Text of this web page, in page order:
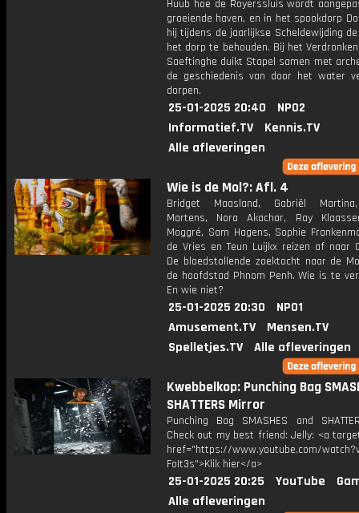
Huub hoe de Royerssluis wordt
groeiende haven, en in het spookdorp
hij tijdens de jaarlijkse Scheldewijding
het dorp te behouden. Bij het
Saeftinghe duikt Stapel samen met
de geschiedenis van door het water
dorpen.
25-01-2025 20:40
NPO2
Informatief.TV
Kennis.TV
Alle afleveringen
Wie is de Mol?: Afl. 4
Bridget Maasland, Gabriël
Martens, Nora Akachar, Ray
Moggré, Sam Hagens, Sophie
de Vries en Teun Luijkx reizen af naar
De bloedstollende zoektocht naar de
de hoofdstad Phnom Penh. Wie is te
En wie niet?
25-01-2025 20:30
NPO1
Amusement.TV
Mensen.TV
Spelletjes.TV
Alle afleveringen
Kwebbelkop: Punching Bag
SHATTERS Mirror
Punching Bag SMASHES and
Check out my best friend: Jelly: <a
href="https://www.youtube.com/
FoIt3s">Klik hier</a>
25-01-2025 20:25 YouTube
Alle afleveringen